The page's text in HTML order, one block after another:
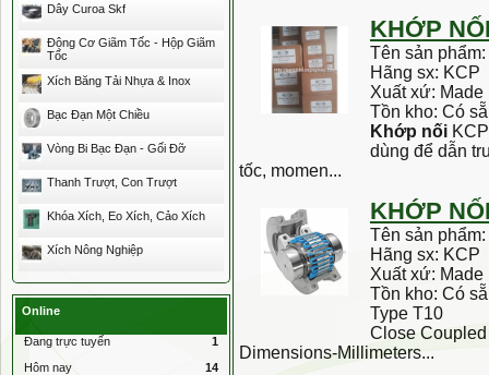
KHỚP
Tên sản phẩm:
Hãng sx: KCP
Xuất xứ: Made
Tồn kho: Có
Khớp nối
dùng để dẫn
tốc, momen...
KHỚP
Tên sản phẩm:
Hãng sx: KCP
Xuất xứ: Made
Tồn kho: Có
Type T10
Close
Dimensions-Millimeters...
Dây Curoa Skf
Động Cơ Giãm Tốc - Hộp Giãm
Tốc
Xích Băng Tải Nhựa & Inox
Bạc Đạn Một Chiều
Vòng Bi Bạc Đạn - Gối Đỡ
Thanh Trượt, Con Trượt
Khóa Xích, Eo Xích, Cảo Xích
Xích Nông Nghiệp
Online
Đang trực tuyến
1
Hôm nay
14